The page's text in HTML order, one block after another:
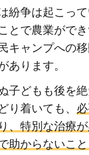
紛争は起こって
とで農業がで
キャンプへの
あります。
子どもも後を
り着いても、
、特別な治療
助からないこと